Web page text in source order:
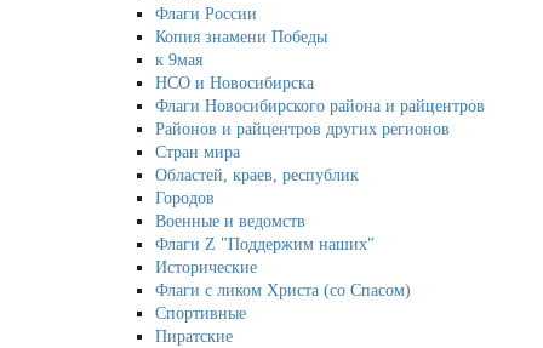
Флаги России
Копия знамени Победы
к 9мая
НСО и Новосибирска
Флаги Новосибирского района и райцентров
Районов и райцентров других регионов
Стран мира
Областей, краев, республик
Городов
Военные и ведомств
Флаги Z "Поддержим наших"
Исторические
Флаги с ликом Христа (со Спасом)
Спортивные
Пиратские